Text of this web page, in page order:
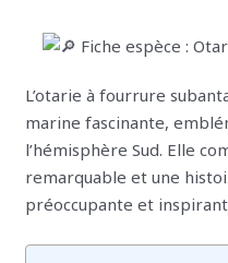
L’otarie à fourrure
marine fascinante,
l’hémisphère Sud. Elle
remarquable et une
préoccupante et